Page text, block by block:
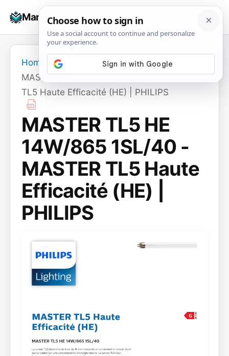
Manuals+
☰
Home
MASTER TL5 HE 14W/865 1SL/40 - MASTER
TL5 Haute Efficacité (HE) | PHILIPS
MASTER TL5 HE
14W/865 1SL/40 -
MASTER TL5 Haute
Efficacité (HE) |
PHILIPS